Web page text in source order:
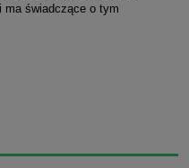
ma świadczące o tym